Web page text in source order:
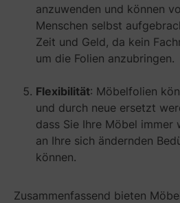
anzuwenden und können
Menschen selbst
Zeit und Geld, da kein
um die Folien anzubringen.
Flexibilität: Möbelfolien
und durch neue ersetzt
dass Sie Ihre Möbel immer
an Ihre sich ändernden
können.
Zusammenfassend bieten